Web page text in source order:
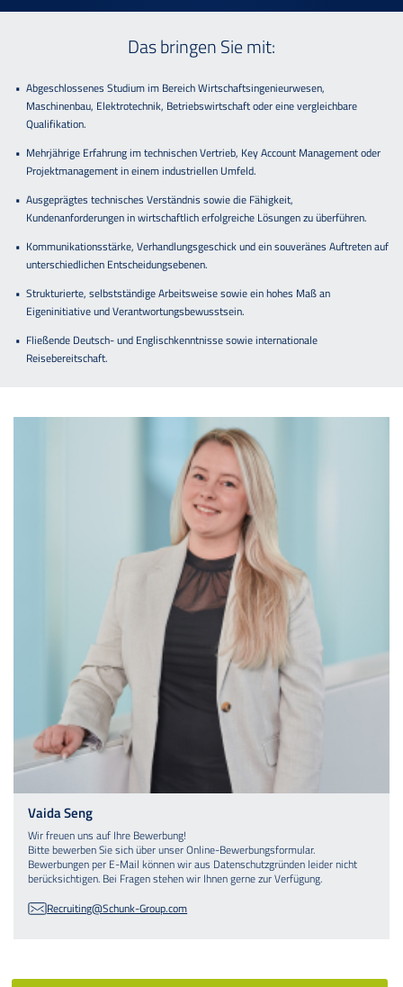
Das bringen Sie mit:
Abgeschlossenes Studium im Bereich Wirtschaftsingenieurwesen,
Maschinenbau, Elektrotechnik, Betriebswirtschaft oder eine vergleichbare
Qualifikation.
Mehrjährige Erfahrung im technischen Vertrieb, Key Account Management oder
Projektmanagement in einem industriellen Umfeld.
Ausgeprägtes technisches Verständnis sowie die Fähigkeit,
Kundenanforderungen in wirtschaftlich erfolgreiche Lösungen zu überführen.
Kommunikationsstärke, Verhandlungsgeschick und ein souveränes Auftreten auf
unterschiedlichen Entscheidungsebenen.
Strukturierte, selbstständige Arbeitsweise sowie ein hohes Maß an
Eigeninitiative und Verantwortungsbewusstsein.
Fließende Deutsch- und Englischkenntnisse sowie internationale
Reisebereitschaft.
Vaida Seng
Wir freuen uns auf Ihre Bewerbung!
Bitte bewerben Sie sich über unser Online-Bewerbungsformular.
Bewerbungen per E-Mail können wir aus Datenschutzgründen leider nicht
berücksichtigen. Bei Fragen stehen wir Ihnen gerne zur Verfügung.
Recruiting@Schunk-Group.com